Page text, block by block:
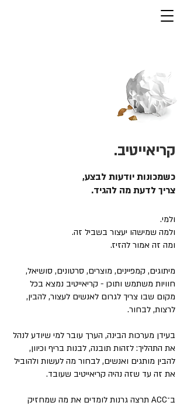
קריאייטיב.
כשמכונות יודעות לבצע,
צריך לדעת מה להגיד.
ולמי.
ולמה שמישהו יעצור בשביל זה.
ומה זה אמור להזיז.
מיתוגים, קמפיינים, מוצרים, סרטונים, סושיאל,
חוויות משתמש ותוכן - קריאייטיב נמצא בכל
מקום שבו צריך לגרום לאנשים לעצור, להבין,
לרצות, לבחור.
בעידן מערכות הבינה, הערך עובר למי שיודע לנהל
את התהליך: לזהות תובנה, לבנות בריף וכיוון,
להבין מותגים ואנשים, לבחור מה לעשות ולהוביל
את זה עד שזה נהיה קריאייטיב שעובד.
ב־ACC תרצה גרנות לומדים את מה שמחזיק